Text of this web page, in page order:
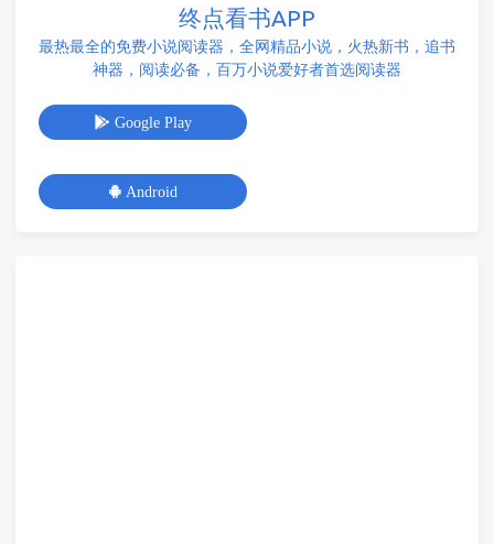
终点看书APP
最热最全的免费小说阅读器，全网精品小说，火热新书，追书
神器，阅读必备，百万小说爱好者首选阅读器
Google Play
Android